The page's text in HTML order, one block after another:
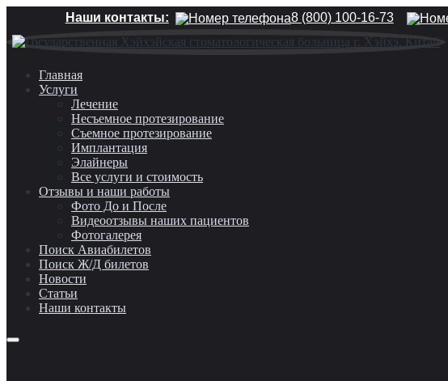
Наши контакты: 8 (800) 100-16-73
Главная
Услуги
Лечение
Несъемное протезирование
Съемное протезирование
Имплантация
Элайнеры
Все услуги и стоимость
Отзывы и наши работы
Фото До и После
Видеоотзывы наших пациентов
Фотогалерея
Поиск Авиабилетов
Поиск Ж/Д билетов
Новости
Статьи
Наши контакты